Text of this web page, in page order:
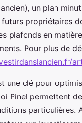
un plan
propriétaires
plafonds en
Pour plus de
une clé pour
Pinel permettent
particulières.